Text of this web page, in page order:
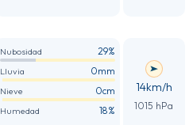
Nubosidad 29%
Lluvia 0mm
Nieve 0cm
Humedad 18%
14km/h
1015 hPa